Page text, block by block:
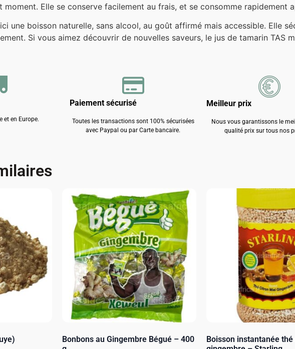
moment. Elle se conserve facilement au frais, et se consomme rapidement
une boisson naturelle, sans alcool, au goût affirmé mais accessible. Elle
Si vous aimez découvrir de nouvelles saveurs, le jus de tamarin TAS
et en Europe.
Paiement sécurisé
Toutes les transactions sont 100% sécurisées
avec Paypal ou par Carte bancaire.
Meilleur prix
Nous vous garantissons le
qualité prix sur tous nos
Bonbons au Gingembre Bégué – 400
Boisson instantanée